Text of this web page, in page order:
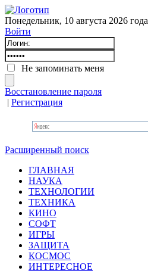
Понедельник, 10 августа 2026 года
Войти
Не запоминать меня
Восстановление пароля
| Регистрация
Расширенный поиск
ГЛАВНАЯ
НАУКА
ТЕХНОЛОГИИ
ТЕХНИКА
КИНО
СОФТ
ИГРЫ
ЗАЩИТА
КОСМОС
ИНТЕРЕСНОЕ